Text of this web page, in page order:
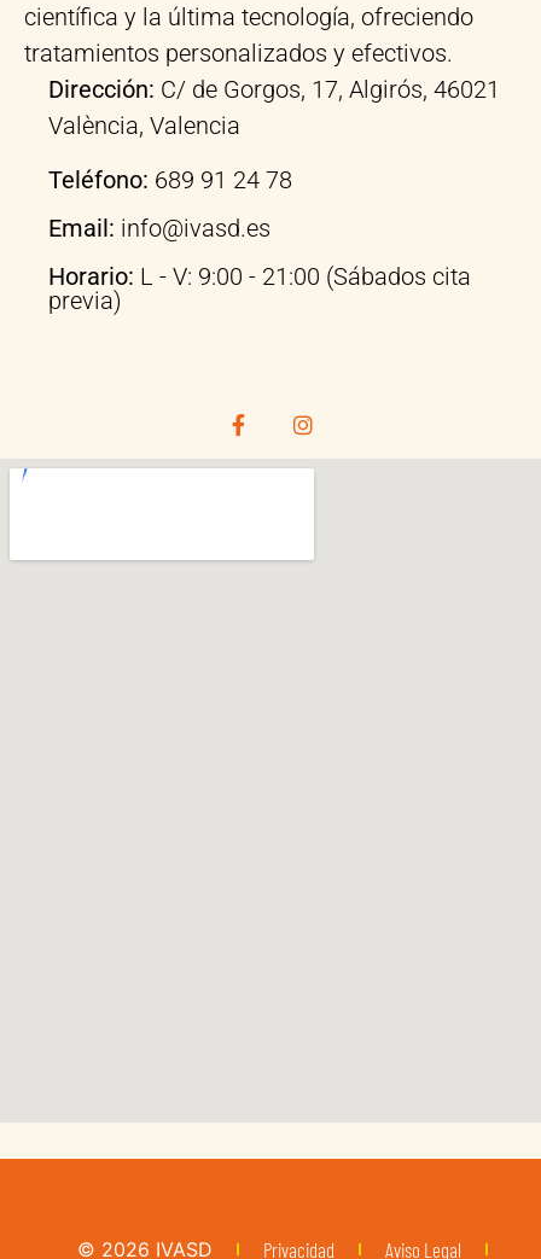
científica y la última tecnología, ofreciendo
tratamientos personalizados y efectivos.
Dirección: C/ de Gorgos, 17, Algirós, 46021
València, Valencia
Teléfono: 689 91 24 78
Email: info@ivasd.es
Horario: L - V: 9:00 - 21:00 (Sábados cita
previa)
© 2026 IVASD Privacidad Aviso Legal